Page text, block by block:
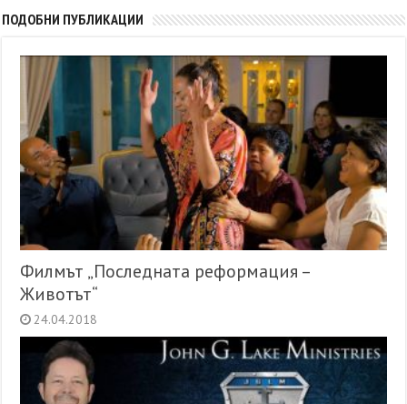
ПОДОБНИ ПУБЛИКАЦИИ
Филмът „Последната реформация –
Животът“
24.04.2018